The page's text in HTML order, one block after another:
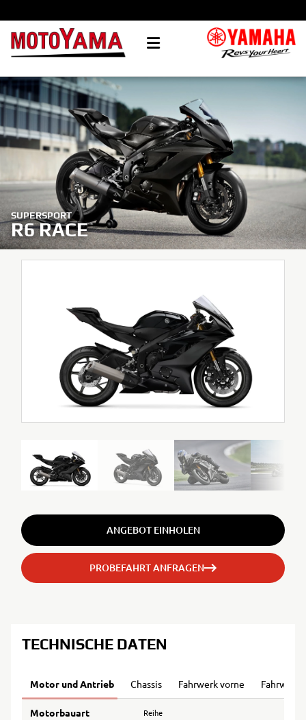
SUPERSPORT
R6 RACE
ANGEBOT EINHOLEN
PROBEFAHRT ANFRAGEN
TECHNISCHE DATEN
Motor und Antrieb Chassis Fahrwerk vorne Fahrwerk
Motorbauart Reihe